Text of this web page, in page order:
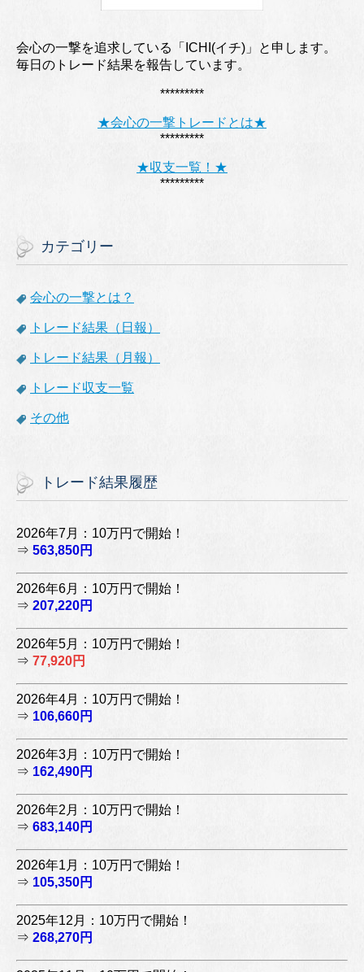
会心の一撃を追求している「ICHI(イチ)」と申します。
毎日のトレード結果を報告しています。
*********
★会心の一撃トレードとは★
*********
★収支一覧！★
*********
カテゴリー
会心の一撃とは？
トレード結果（日報）
トレード結果（月報）
トレード収支一覧
その他
トレード結果履歴
2026年7月：10万円で開始！
⇒ 563,850円
2026年6月：10万円で開始！
⇒ 207,220円
2026年5月：10万円で開始！
⇒ 77,920円
2026年4月：10万円で開始！
⇒ 106,660円
2026年3月：10万円で開始！
⇒ 162,490円
2026年2月：10万円で開始！
⇒ 683,140円
2026年1月：10万円で開始！
⇒ 105,350円
2025年12月：10万円で開始！
⇒ 268,270円